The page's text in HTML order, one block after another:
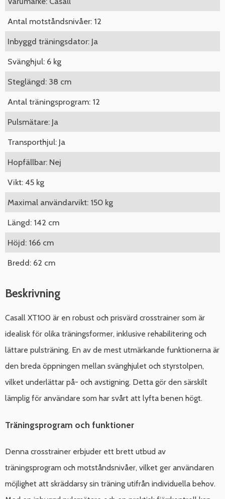
Antal motståndsnivåer: 12
Inbyggd träningsdator: Ja
Svänghjul: 6 kg
Steglängd: 38 cm
Antal träningsprogram: 12
Pulsmätare: Ja
Transporthjul: Ja
Hopfällbar: Nej
Vikt: 45 kg
Maximal användarvikt: 150 kg
Längd: 142 cm
Höjd: 166 cm
Bredd: 62 cm
Beskrivning
Casall XT100 är en robust och prisvärd crosstrainer som är
idealisk för olika träningsformer, inklusive rehabilitering och
lättare pulsträning. En av de mest utmärkande funktionerna är
den breda öppningen mellan svänghjulet och styrstolpen,
vilket underlättar på- och avstigning. Detta gör den särskilt
lämplig för användare som har svårt att lyfta benen högt.
Träningsprogram och funktioner
Denna crosstrainer erbjuder ett brett utbud av
träningsprogram och motståndsnivåer, vilket ger användaren
möjlighet att skräddarsy sin träning utifrån individuella behov.